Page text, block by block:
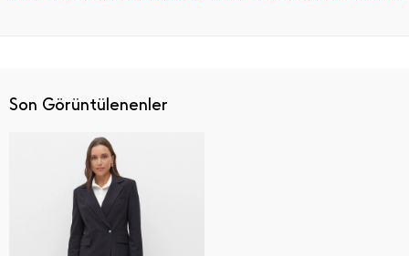
Son Görüntülenenler